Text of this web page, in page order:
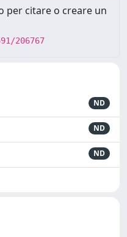
per citare o creare un
206767
ND
ND
ND